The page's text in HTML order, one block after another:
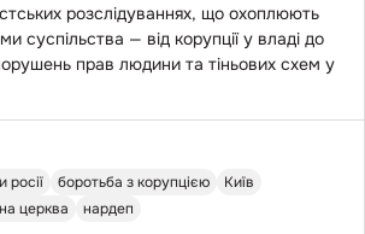
розслідуваннях, що охоплюють
суспільства — від корупції у владі до
прав людини та тіньових схем у
росії боротьба з корупцією
Київ
церква
нардеп